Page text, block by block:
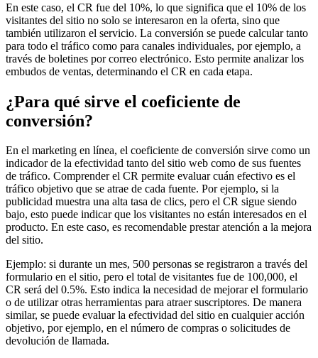
En este caso, el CR fue del 10%, lo que significa que el 10% de los
visitantes del sitio no solo se interesaron en la oferta, sino que
también utilizaron el servicio. La conversión se puede calcular tanto
para todo el tráfico como para canales individuales, por ejemplo, a
través de boletines por correo electrónico. Esto permite analizar los
embudos de ventas, determinando el CR en cada etapa.
¿Para qué sirve el coeficiente de
conversión?
En el marketing en línea, el coeficiente de conversión sirve como un
indicador de la efectividad tanto del sitio web como de sus fuentes
de tráfico. Comprender el CR permite evaluar cuán efectivo es el
tráfico objetivo que se atrae de cada fuente. Por ejemplo, si la
publicidad muestra una alta tasa de clics, pero el CR sigue siendo
bajo, esto puede indicar que los visitantes no están interesados en el
producto. En este caso, es recomendable prestar atención a la mejora
del sitio.
Ejemplo: si durante un mes, 500 personas se registraron a través del
formulario en el sitio, pero el total de visitantes fue de 100,000, el
CR será del 0.5%. Esto indica la necesidad de mejorar el formulario
o de utilizar otras herramientas para atraer suscriptores. De manera
similar, se puede evaluar la efectividad del sitio en cualquier acción
objetivo, por ejemplo, en el número de compras o solicitudes de
devolución de llamada.